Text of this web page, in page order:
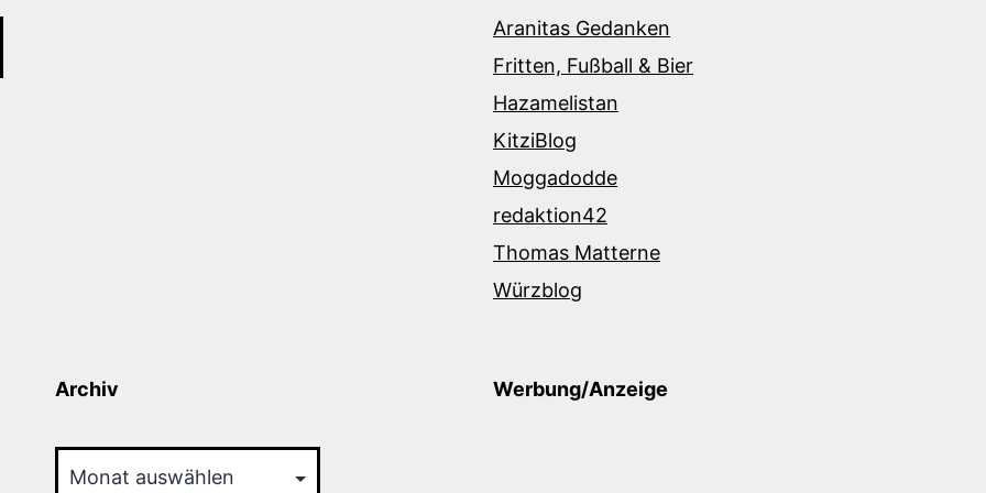
Aranitas Gedanken
Fritten, Fußball & Bier
Hazamelistan
KitziBlog
Moggadodde
redaktion42
Thomas Matterne
Würzblog
Archiv Werbung/Anzeige